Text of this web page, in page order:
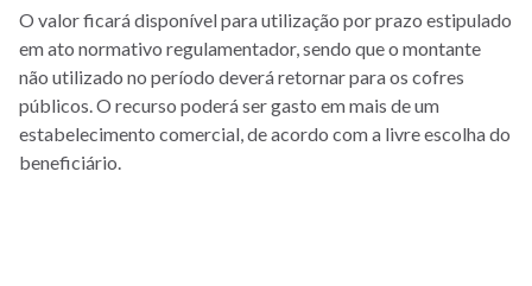
O valor ficará disponível para utilização por prazo estipulado
em ato normativo regulamentador, sendo que o montante
não utilizado no período deverá retornar para os cofres
públicos. O recurso poderá ser gasto em mais de um
estabelecimento comercial, de acordo com a livre escolha do
beneficiário.